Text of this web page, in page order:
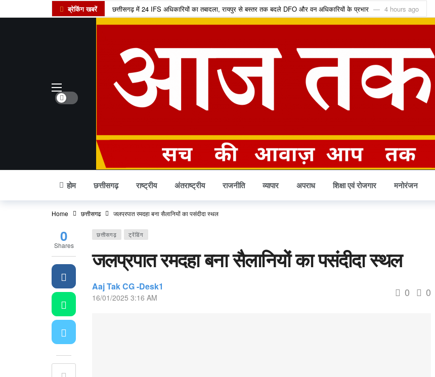
ब्रेकिंग खबरें छत्तीसगढ़ में 24 IFS अधिकारियों का तबादला, रायपुर से बस्तर तक बदले DFO और वन अधिकारियों के प्रभार
4 hours ago
शनि गोचर 2027: मेष राशि में प्रवेश करते ही बदलेगा इन राशियों का भाग्य, जानें किस पर रहेगी साढ़ेसाती
4 hours ago
सांवले रंग और नौकरी पर तानों से परेशान पति, न्याय की मांग लेकर पहुंचा अदालत
5 hours ago
छत्तीसगढ़ में राशन वितरण का नया मॉडल, अब ग्रीन ATM से मिलेगा मुफ्त अनाज
छत्तीसगढ़ के यात्रियों के लिए खुशखबरी, 240 इलेक्ट्रिक बसों को मिली मंजूरी
5 hours ago
छत्तीसगढ़ के कोसा को मिला प्रीमियम ब्रांड, अब वैश्विक बाजारों में चमकेगी पहचान
6 hours ago
छत्तीसगढ़ में राशन के चावल की गुणवत्ता सुधरेगी, अब मिलेगा सिर्फ 10% कनकी वाला चावल
1 day ago
कोडार लिंक कैनाल प्रोजेक्ट पर कोर्ट का फैसला, टेंडर को चुनौती देने वाली याचिका खारिज
1 day ago
Dark mode
होम छत्तीसगढ़ राष्ट्रीय अंतराष्ट्रीय राजनीति व्यापार अपराध शिक्षा एवं रोजगार मनोरंजन
Home छत्तीसगढ़ जलप्रपात रमदहा बना सैलानियों का पसंदीदा स्थल
छत्तीसगढ़ ट्रेंडिंग
जलप्रपात रमदहा बना सैलानियों का पसंदीदा स्थल
Aaj Tak CG -Desk1
16/01/2025 3:16 AM 0 0
0
Shares